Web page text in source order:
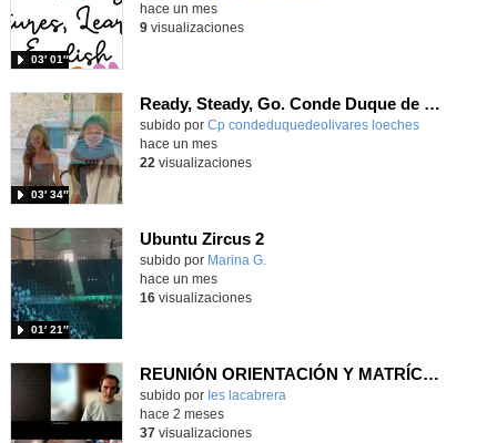
03′ 01″
hace un mes
9visualizaciones
Ready, Steady, Go. Conde Duque de Olivares
Contenido educativo.
subido por Cp condeduquedeolivares loeches
03′ 34″
-
hace un mes
22 visualizaciones
Ubuntu Zircus 2- Contenido educativo
Contenido educativo.
subido por Marina G.
01′ 21″
hace un mes
16visualizaciones
REUNIÓN ORIENTACIÓN Y MATRÍCULA para alumnado de 6º a 1º ESO
Contenido educativo.
subido por Ies lacabrera
hace 2 meses
37visualizaciones